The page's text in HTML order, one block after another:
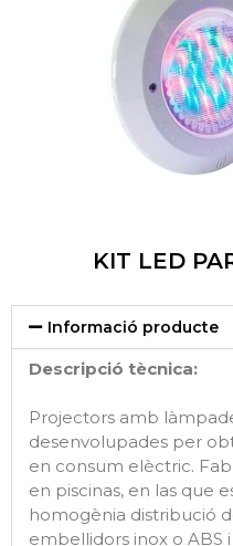
KIT LED
Informació producte
Descripció tècnica:
Projectors amb
desenvolupades per
en consum elèctric.
en piscinas, en las que
homogènia distribució
embellidors inox o ABS